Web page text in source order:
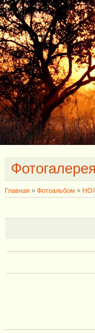
Главная » Фотоальбом »